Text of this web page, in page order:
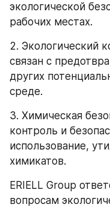
экологической
рабочих местах.
2. Экологический
связан с
других
среде.
3. Химическая
контроль и
использование,
химикатов.
ERIELL Group
вопросам